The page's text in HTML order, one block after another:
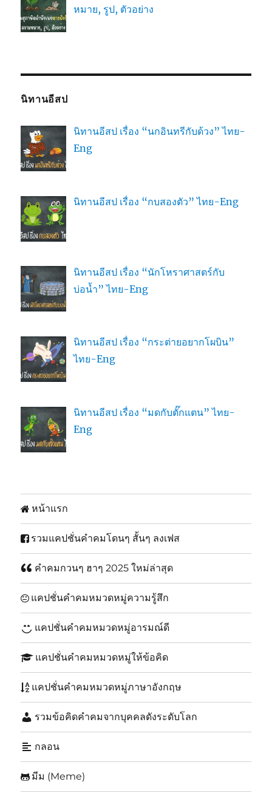
หมาย, รูป, ตัวอย่าง
นิทานอีสป
นิทานอีสป เรื่อง “นกอินทรีกับด้วง” ไทย-
Eng
นิทานอีสป เรื่อง “กบสองตัว” ไทย-Eng
นิทานอีสป เรื่อง “นักโหราศาสตร์กับ
บ่อน้ำ” ไทย-Eng
นิทานอีสป เรื่อง “กระต่ายอยากโผบิน”
ไทย-Eng
นิทานอีสป เรื่อง “มดกับตั๊กแตน” ไทย-
Eng
หน้าแรก
รวมแคปชั่นคำคมโดนๆ สั้นๆ ลงเฟส
คำคมกวนๆ ฮาๆ 2025 ใหม่ล่าสุด
แคปชั่นคำคมหมวดหมู่ความรู้สึก
แคปชั่นคำคมหมวดหมู่อารมณ์ดี
แคปชั่นคำคมหมวดหมู่ให้ข้อคิด
แคปชั่นคำคมหมวดหมู่ภาษาอังกฤษ
รวมข้อคิดคำคมจากบุคคลดังระดับโลก
กลอน
มีม (Meme)